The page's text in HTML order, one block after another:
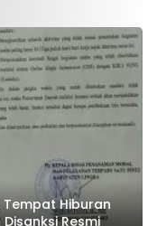
Tempat Hiburan
Resmi